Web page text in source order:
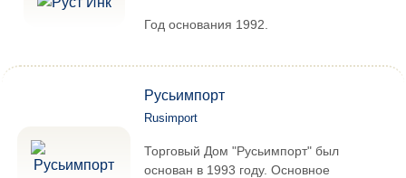
Год основания 1992.
Русьимпорт
Rusimport
Торговый Дом "Русьимпорт" был
основан в 1993 году. Основное